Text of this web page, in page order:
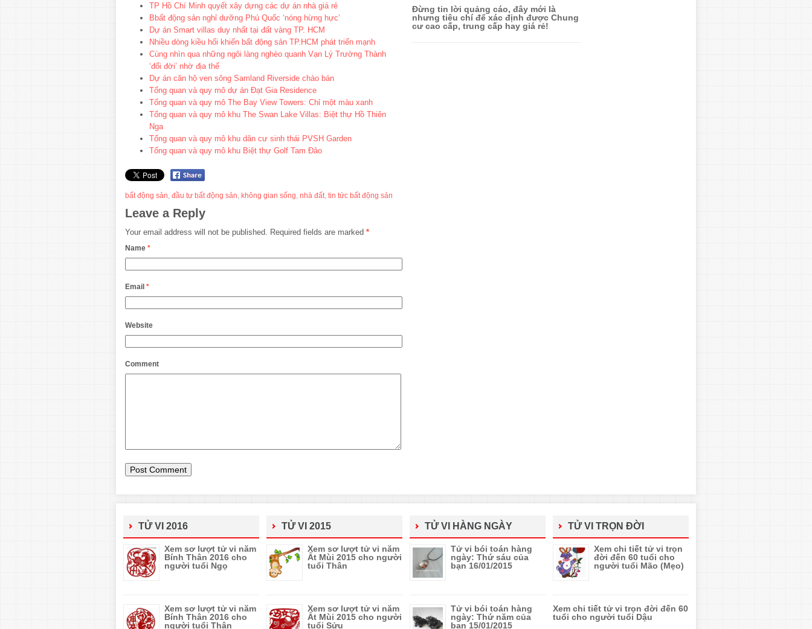
TP Hồ Chí Minh quyết xây dựng các dự án nhà giá rẻ
Bbất động sản nghỉ dưỡng Phú Quốc ‘nóng hừng hực’
Dự án Smart villas duy nhất tại đất vàng TP. HCM
Nhiều dòng kiều hối khiến bất động sản TP.HCM phát triển mạnh
Cùng nhìn qua những ngôi làng nghèo quanh Vạn Lý Trường Thành
‘đổi đời’ nhờ địa thế
Dự án căn hộ ven sông Samland Riverside chào bán
Tổng quan và quy mô dự án Đạt Gia Residence
Tổng quan và quy mô The Bay View Towers: Chỉ một màu xanh
Tổng quan và quy mô khu The Swan Lake Villas: Biệt thự Hồ Thiên
Nga
Tổng quan và quy mô khu dân cư sinh thái PVSH Garden
Tổng quan và quy mô khu Biệt thự Golf Tam Đảo
bất động sản, đầu tư bất động sản, không gian sống, nhà đất, tin tức bất động sản
Leave a Reply
Your email address will not be published. Required fields are marked *
Name *
Email *
Website
Comment
Đừng tin lời quảng cáo, đây mới là
nhưng tiêu chí để xác định được Chung
cư cao cấp, trung cấp hay giá rẻ!
TỬ VI 2016
Xem sơ lượt tử vi năm
Bính Thân 2016 cho
người tuổi Ngọ
Xem sơ lượt tử vi năm
Bính Thân 2016 cho
người tuổi Thân
TỬ VI 2015
Xem sơ lượt tử vi năm
Ất Mùi 2015 cho người
tuổi Thân
Xem sơ lượt tử vi năm
Ất Mùi 2015 cho người
tuổi Sửu
TỬ VI HÀNG NGÀY
Tử vi bói toán hàng
ngày: Thứ sáu của
bạn 16/01/2015
Tử vi bói toán hàng
ngày: Thứ năm của
bạn 15/01/2015
TỬ VI TRỌN ĐỜI
Xem chi tiết tử vi trọn
đời đến 60 tuổi cho
người tuổi Mão (Mẹo)
Xem chi tiết tử vi trọn đời đến 60
tuổi cho người tuổi Dậu